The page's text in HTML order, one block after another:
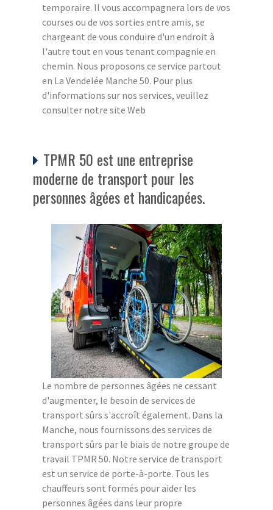
temporaire. Il vous accompagnera lors de vos
courses ou de vos sorties entre amis, se
chargeant de vous conduire d'un endroit à
l'autre tout en vous tenant compagnie en
chemin. Nous proposons ce service partout
en La Vendelée Manche 50. Pour plus
d'informations sur nos services, veuillez
consulter notre site Web
TPMR 50 est une entreprise
moderne de transport pour les
personnes âgées et handicapées.
Le nombre de personnes âgées ne cessant
d'augmenter, le besoin de services de
transport sûrs s'accroît également. Dans la
Manche, nous fournissons des services de
transport sûrs par le biais de notre groupe de
travail TPMR 50. Notre service de transport
est un service de porte-à-porte. Tous les
chauffeurs sont formés pour aider les
personnes âgées dans leur propre